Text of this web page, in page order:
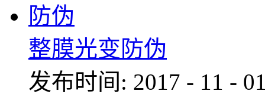
整膜光变防伪
发布时间: 2017 - 11 -